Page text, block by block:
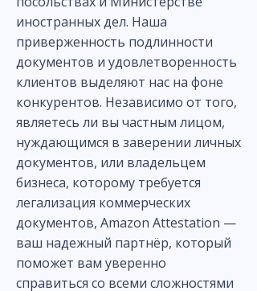
иностранных дел. Наша
приверженность подлинности
документов и удовлетворенность
клиентов выделяют нас на фоне
конкурентов. Независимо от того,
являетесь ли вы частным лицом,
нуждающимся в заверении личных
документов, или владельцем
бизнеса, которому требуется
легализация коммерческих
документов, Amazon Attestation —
ваш надежный партнёр, который
поможет вам уверенно
справиться со всеми сложностями